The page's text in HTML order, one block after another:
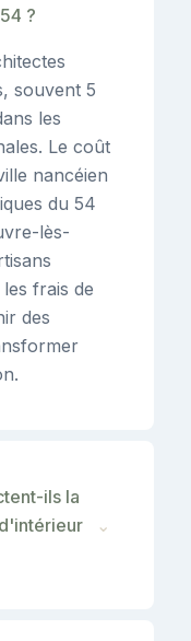
?
souvent 5
les
Le coût
nancéien
du 54
lès-
frais de
des
ils la
⌄